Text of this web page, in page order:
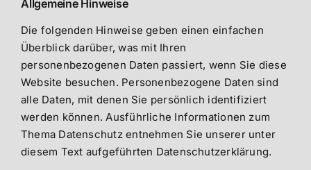
Allgemeine Hinweise
Die folgenden Hinweise geben einen einfachen
Überblick darüber, was mit Ihren
personenbezogenen Daten passiert, wenn Sie diese
Website besuchen. Personenbezogene Daten sind
alle Daten, mit denen Sie persönlich identifiziert
werden können. Ausführliche Informationen zum
Thema Datenschutz entnehmen Sie unserer unter
diesem Text aufgeführten Datenschutzerklärung.